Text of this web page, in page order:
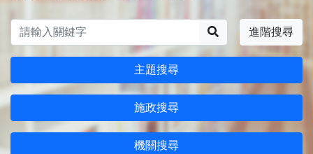
進階搜尋
主題搜尋
施政搜尋
機關搜尋